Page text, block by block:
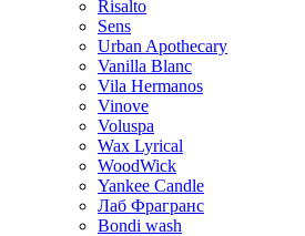
Risalto
Sens
Urban Apothecary
Vanilla Blanc
Vila Hermanos
Vinove
Voluspa
Wax Lyrical
WoodWick
Yankee Candle
Лаб Фрагранс
Bondi wash